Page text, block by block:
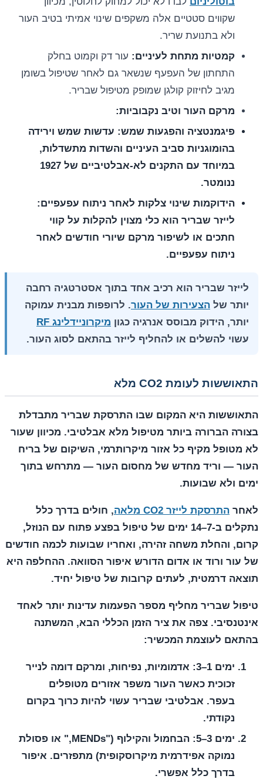
שקווים סטטיים אלה משקפים שינוי אמיתי בטיב העור
ולא בתנועת שריר.
קמטיות מתחת לעיניים: עור דק וקמוט בחלק
התחתון של העפעף שנשאר גם לאחר שטיפול בשומן
מגיב לחיזוק קולגן שמופק מטיפול שבריר.
מרקם העור וטיב נקבוביות:
פיגמנטציה והפגעות שמש: עדשות שמש וירידה
בהומוגניות סביב העיניים והשדות מתשדלות,
במיוחד עם התקנים לא-אבלטיביים של 1927
ננומטר.
הידוקמות שינוי צלקות לאחר ניתוח עפעפיים:
לייזר שבריר הוא כלי מצוין להקלות על קווי
חתכים או לשיפור מרקם שיורי חודשים לאחר
ניתוח עפעפיים.
לייזר שבריר הוא רכיב אחד בתוך אסטרטגיה רחבה
יותר של הצעירות של העור. לרופפות מבנית עמוקה
יותר, הידוק מבוסס אנרגיה כגון מיקרוניידלינג RF
עשוי להשלים או להחליף לייזר בהתאם לסוג העור.
התאוששות לעומת CO2 מלא
התאוששות היא המקום שבו התרסקת שבריר מתבדלת
בצורה הברורה ביותר מטיפול מלא אבלטיבי. מכיוון שעור
לא מטופל מקיף כל אזור מיקרותרמי, השיקום של בריח
העור — וריד מחדש של מחסום העור — מתרחש בתוך
ימים ולא שבועות.
לאחר התרסקת לייזר CO2 מלאה
, חולים בדרך כלל
נתקלים ב-7–14 ימים של טיפול בפצע פתוח עם הנוזל,
קרום, והחלת משחה זהירה, ואחריו שבועות לכמה חודשים
של עור ורוד או אדום הדורש איפור הסוואה. ההחלפה היא
תוצאה דרמטית, לעתים קרובות של טיפול יחיד.
טיפול שבריר מחליף מספר הפעמות עדינות יותר לאחד
אינטנסיבי. צפה את ציר הזמן הכללי הבא, המשתנה
בהתאם לעוצמת המכשיר:
ימים 1–3:
אדמומיות, נפיחות, ומרקם דומה לנייר
זכוכית כאשר העור משפר אזורים מטופלים
בעפר. אבלטיבי שבריר עשוי להיות כרוך בקרום
נקודתי.
ימים 3–5:
הבחמול והקילוף ("MENDs," או פסולת
נמוקה אפידרמית מיקרוסקופית) מתפזרים. איפור
בדרך כלל אפשרי.